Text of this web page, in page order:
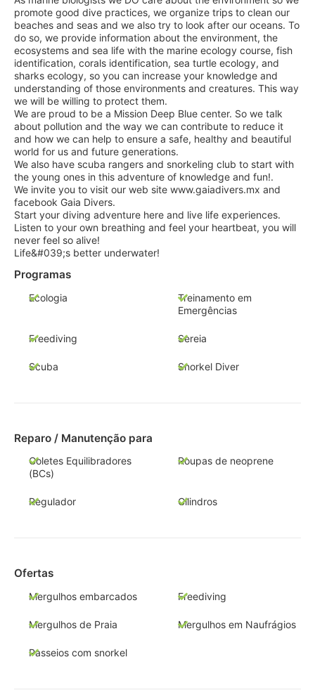
promote good dive practices, we organize trips to clean our
beaches and seas and we also try to look after our oceans. To
do so, we provide information about the environment, the
ecosystems and sea life with the marine ecology course, fish
identification, corals identification, sea turtle ecology, and
sharks ecology, so you can increase your knowledge and
understanding of those environments and creatures. This way
we will be willing to protect them.
We are proud to be a Mission Deep Blue center. So we talk
about pollution and the way we can contribute to reduce it
and how we can help to ensure a safe, healthy and beautiful
world for us and future generations.
We also have scuba rangers and snorkeling club to start with
the young ones in this adventure of knowledge and fun!.
We invite you to visit our web site www.gaiadivers.mx and
facebook Gaia Divers.
Start your diving adventure here and live life experiences.
Listen to your own breathing and feel your heartbeat, you will
never feel so alive!
Life&#039;s better underwater!
Programas
Ecologia
Treinamento em
Emergências
Freediving Sereia
Scuba Snorkel Diver
Reparo / Manutenção para
Coletes Equilibradores
(BCs)
Roupas de neoprene
Regulador Cilindros
Ofertas
Mergulhos embarcados Freediving
Mergulhos de Praia Mergulhos em Naufrágios
Passeios com snorkel